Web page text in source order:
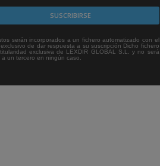
serán incorporados a un fichero automatizado con el
de dar respuesta a su suscripción Dicho fichero
exclusiva de LEXDIR GLOBAL S.L. y no será
a un tercero en ningún caso.